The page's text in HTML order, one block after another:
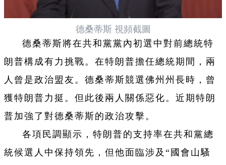
德桑蒂斯 視頻截圖
德桑蒂斯將在共和黨黨內初選中對前總統特
朗普構成有力挑戰。在特朗普擔任總統期間，兩
人曾是政治盟友。德桑蒂斯競選佛州州長時，曾
獲特朗普力挺。但此後兩人關係惡化。近期特朗
普加強了對德桑蒂斯的政治攻擊。
各項民調顯示，特朗普的支持率在共和黨總
統候選人中保持領先，但他面臨涉及“國會山騷